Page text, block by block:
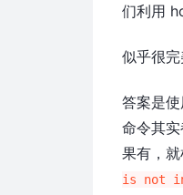
们利用
似乎很
答案是
命令其
果有，
is not